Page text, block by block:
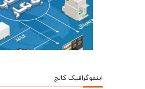
اینفوگرافیک کالج